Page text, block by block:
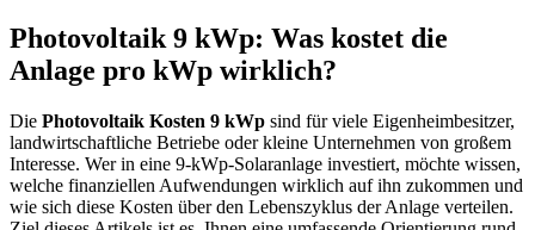
Photovoltaik 9 kWp: Was kostet die
Anlage pro kWp wirklich?
Die Photovoltaik Kosten 9 kWp sind für viele Eigenheimbesitzer,
landwirtschaftliche Betriebe oder kleine Unternehmen von großem
Interesse. Wer in eine 9-kWp-Solaranlage investiert, möchte wissen,
welche finanziellen Aufwendungen wirklich auf ihn zukommen und
wie sich diese Kosten über den Lebenszyklus der Anlage verteilen.